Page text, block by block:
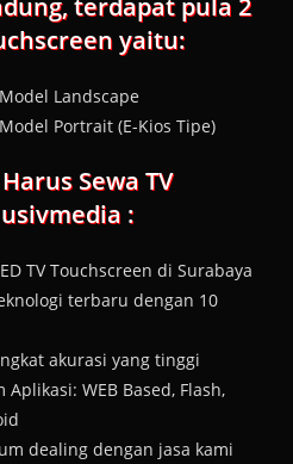
terdapat pula 2
yaitu:
Landscape
Portrait (E-Kios Tipe)
Sewa TV
:
TV Touchscreen di Surabaya
terbaru dengan 10
akurasi yang tinggi
WEB Based, Flash,
dealing dengan jasa kami